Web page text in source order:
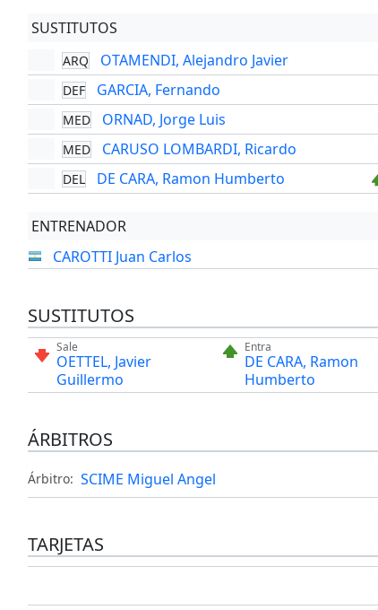
SUSTITUTOS
ARQ OTAMENDI, Alejandro Javier
DEF GARCIA, Fernando
MED ORNAD, Jorge Luis
MED CARUSO LOMBARDI, Ricardo
DEL DE CARA, Ramon Humberto
ENTRENADOR
CAROTTI Juan Carlos
SUSTITUTOS
Sale
OETTEL, Javier
Guillermo
Entra
DE CARA, Ramon
Humberto
ÁRBITROS
Árbitro: SCIME Miguel Angel
TARJETAS